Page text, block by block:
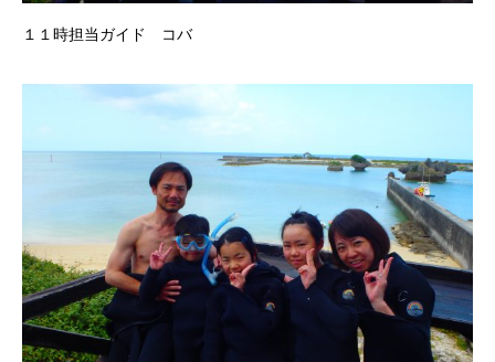
１１時担当ガイド コバ